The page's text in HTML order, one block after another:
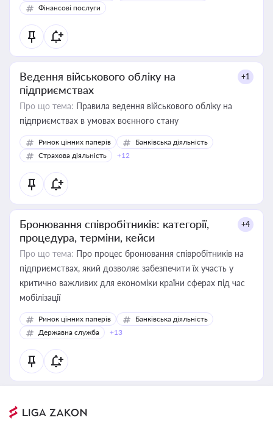
Фінансові послуги
Ведення військового обліку на
підприємствах
+1
Про що тема: Правила ведення військового обліку на
підприємствах в умовах воєнного стану
Ринок цінних паперів
Банківська діяльність
Страхова діяльність
+12
Бронювання співробітників: категорії,
процедура, терміни, кейси
+4
Про що тема: Про процес бронювання співробітників на
підприємствах, який дозволяє забезпечити їх участь у
критично важливих для економіки країни сферах під час
мобілізації
Ринок цінних паперів
Банківська діяльність
Державна служба
+13